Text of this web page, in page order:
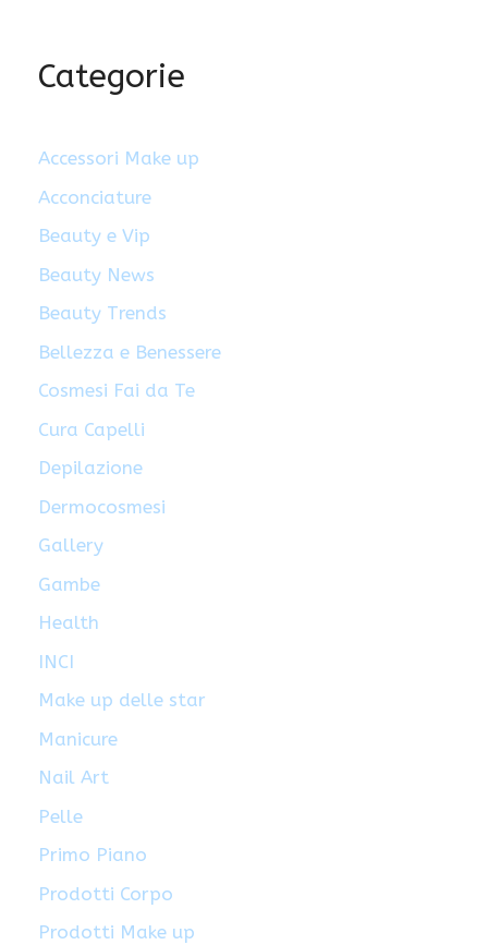
Categorie
Accessori Make up
Acconciature
Beauty e Vip
Beauty News
Beauty Trends
Bellezza e Benessere
Cosmesi Fai da Te
Cura Capelli
Depilazione
Dermocosmesi
Gallery
Gambe
Health
INCI
Make up delle star
Manicure
Nail Art
Pelle
Primo Piano
Prodotti Corpo
Prodotti Make up